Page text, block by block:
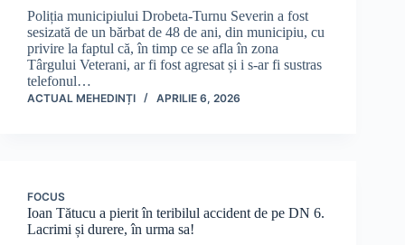
Poliția municipiului Drobeta-Turnu Severin a fost
sesizată de un bărbat de 48 de ani, din municipiu, cu
privire la faptul că, în timp ce se afla în zona
Târgului Veterani, ar fi fost agresat și i s-ar fi sustras
telefonul…
ACTUAL MEHEDINȚI APRILIE 6, 2026
FOCUS
Ioan Tătucu a pierit în teribilul accident de pe DN 6.
Lacrimi și durere, în urma sa!